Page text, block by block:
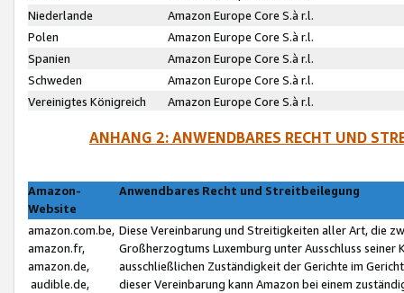
Niederlande
Amazon Europe Core S.à r.l.
Polen
Amazon Europe Core S.à r.l.
Spanien
Amazon Europe Core S.à r.l.
Schweden
Amazon Europe Core S.à r.l.
Vereinigtes Königreich
Amazon Europe Core S.à r.l.
ANHANG 2: ANWENDBARES RECHT UND
Amazon-
Website
Anwendbares Recht und Streitbeilegung
amazon.com.be,
amazon.fr,
amazon.de,
audible.de,
Diese Vereinbarung und Streitigkeiten aller Art, die
Großherzogtums Luxemburg unter Ausschluss
ausschließlichen Zuständigkeit der Gerichte im
dieser Vereinbarung kann Amazon bei einem